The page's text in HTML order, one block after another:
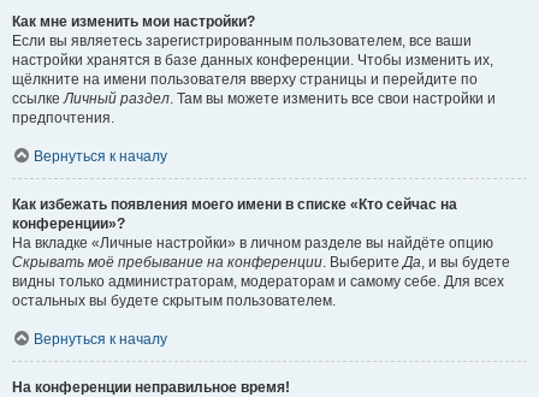
Как мне изменить мои настройки?
Если вы являетесь зарегистрированным пользователем, все ваши
настройки хранятся в базе данных конференции. Чтобы изменить их,
щёлкните на имени пользователя вверху страницы и перейдите по
ссылкеЛичный раздел. Там вы можете изменить все свои настройки и
предпочтения.
Вернуться к началу
Как избежать появления моего имени в списке «Кто сейчас на
конференции»?
На вкладке «Личные настройки» в личном разделе вы найдёте опцию
Скрывать моё пребывание на конференции. ВыберитеДа, и вы будете
видны только администраторам, модераторам и самому себе. Для всех
остальных вы будете скрытым пользователем.
Вернуться к началу
На конференции неправильное время!